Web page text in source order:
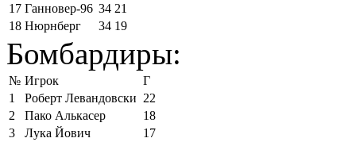
17 Ганновер-96 34 21
18 Нюрнберг 34 19
Бомбардиры:
№ Игрок
Г
1
Роберт Левандовски 22
2
Пако Алькасер
18
3
Лука Йович
17